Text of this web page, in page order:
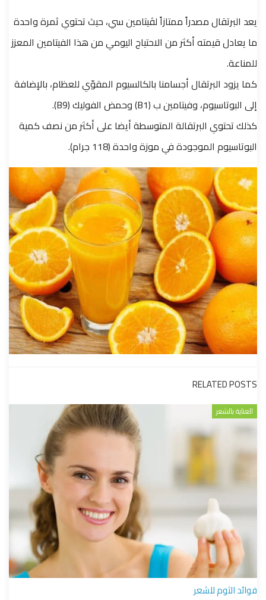
يعد البرتقال مصدراً ممتازاً لڤيتامين سي، حيث تحتوي ثمرة واحدة
ما يعادل قيمته أكثر من الاحتياج اليومي من هذا الفيتامين المعزز
للمناعة.
كما يزود البرتقال أجسامنا بالكالسيوم المقوّي للعظام، بالإضافة
إلى البوتاسيوم، وفيتامين ب (B1) وحمض الفوليك (B9).
كذلك تحتوي البرتقالة المتوسطة أيضا على أكثر من نصف كمية
البوتاسيوم الموجودة في موزة واحدة (118 جرام).
RELATED POSTS
العناية بالشعر
فوائد الثوم للشعر